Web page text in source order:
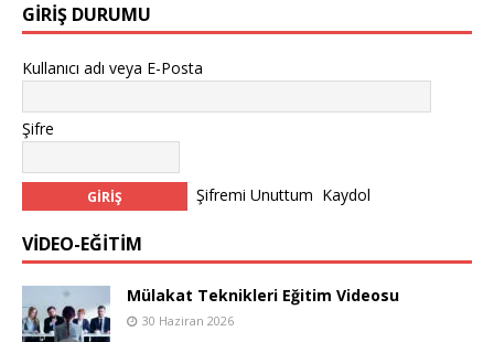
GIRIŞ DURUMU
Kullanıcı adı veya E-Posta
Şifre
Şifremi Unuttum Kaydol
VİDEO-EĞİTİM
Mülakat Teknikleri Eğitim Videosu
30 Haziran 2026